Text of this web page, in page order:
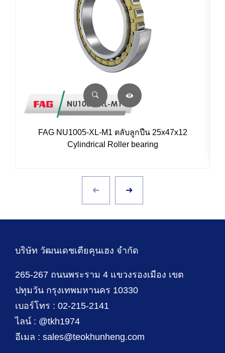
FAG NU1005-XL-M1 ตลับลูกปืน 25x47x12
Cylindrical Roller bearing
บริษัท วัฒนเดชเตียคุนเฮง จำกัด
265-267 ถนนพระราม 4 แขวงรองเมือง เขต
ปทุมวัน กรุงเทพมหานคร 10330
เบอร์โทร : 02-215-2141
ไลน์ : @tkh1974
อีเมล : sales@teokhunheng.com